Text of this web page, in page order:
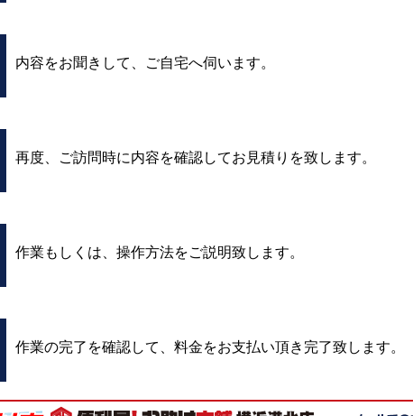
内容をお聞きして、ご自宅へ伺います。
再度、ご訪問時に内容を確認してお見積りを致します。
作業もしくは、操作方法をご説明致します。
作業の完了を確認して、料金をお支払い頂き完了致します。